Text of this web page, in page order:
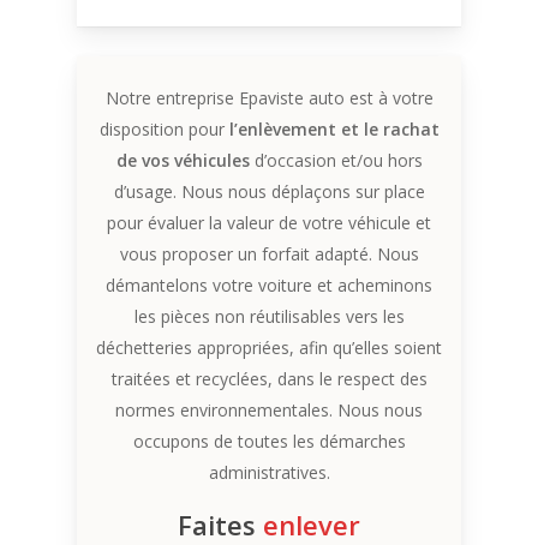
Notre entreprise Epaviste auto est à votre
disposition pour l’enlèvement et le rachat
de vos véhiculesd’occasion et/ou hors
d’usage. Nous nous déplaçons sur place
pour évaluer la valeur de votre véhicule et
vous proposer un forfait adapté. Nous
démantelons votre voiture et acheminons
les pièces non réutilisables vers les
déchetteries appropriées, afin qu’elles soient
traitées et recyclées, dans le respect des
normes environnementales. Nous nous
occupons de toutes les démarches
administratives.
Faites enlever